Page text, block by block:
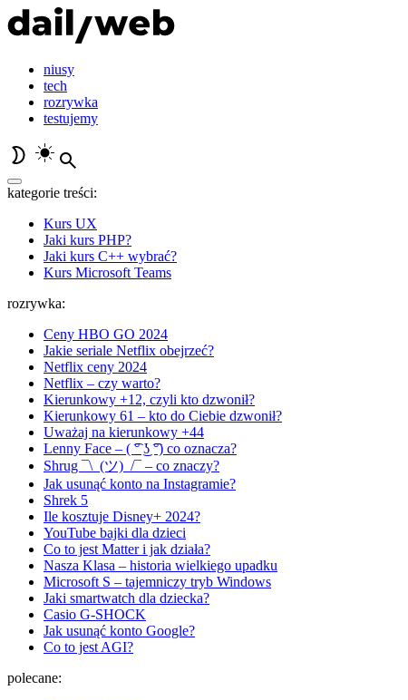
niusy
tech
rozrywka
testujemy
kategorie treści:
Kurs UX
Jaki kurs PHP?
Jaki kurs C++ wybrać?
Kurs Microsoft Teams
rozrywka:
Ceny HBO GO 2024
Jakie seriale Netflix obejrzeć?
Netflix ceny 2024
Netflix – czy warto?
Kierunkowy +12, czyli kto dzwonił?
Kierunkowy 61 – kto do Ciebie dzwonił?
Uważaj na kierunkowy +44
Lenny Face – ( ͡° ͜ʖ ͡°) co oznacza?
Shrug ¯\_(ツ)_/¯ – co znaczy?
Jak usunąć konto na Instagramie?
Shrek 5
Ile kosztuje Disney+ 2024?
YouTube bajki dla dzieci
Co to jest Matter i jak działa?
Nasza Klasa – historia wielkiego upadku
Microsoft S – tajemniczy tryb Windows
Jaki smartwatch dla dziecka?
Casio G-SHOCK
Jak usunąć konto Google?
Co to jest AGI?
polecane: